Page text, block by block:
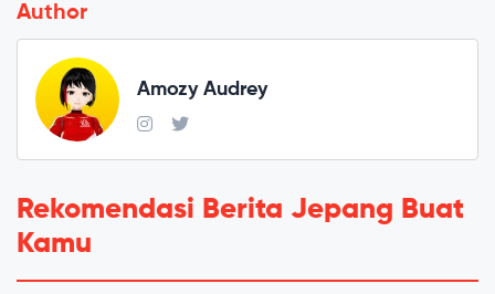
Author
Amozy Audrey
Rekomendasi Berita Jepang Buat
Kamu